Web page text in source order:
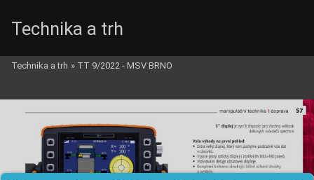
Technika a trh
Technika a trh » TT 9/2022 - MSV BRNO